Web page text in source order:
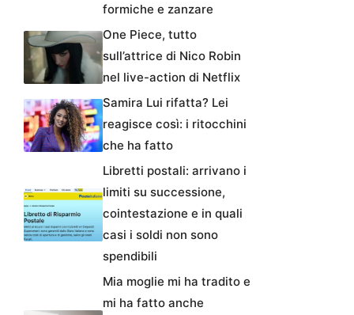
formiche e zanzare
One Piece, tutto
sull’attrice di Nico Robin
nel live-action di Netflix
Samira Lui rifatta? Lei
reagisce così: i ritocchini
che ha fatto
Libretti postali: arrivano i
limiti su successione,
cointestazione e in quali
casi i soldi non sono
spendibili
Mia moglie mi ha tradito e
mi ha fatto anche